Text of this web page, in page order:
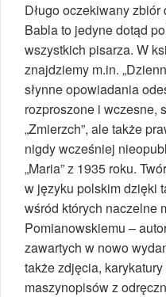
Długo oczekiwany
Babla to jedyne dotąd
wszystkich pisarza. W
znajdziemy m.in.
słynne opowiadania
rozproszone i wczesne,
„Zmierzch”, ale także
nigdy wcześniej
„Maria” z 1935 roku.
w języku polskim dzięki
wśród których naczelne
Pomianowskiemu –
zawartych w nowo
także zdjęcia,
maszynopisów z